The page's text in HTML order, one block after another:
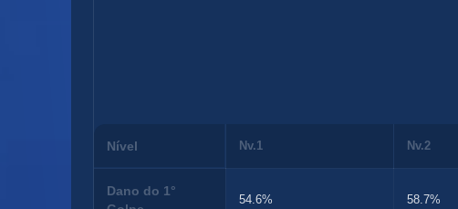
Nível Nv.1 Nv.2
Dano do 1°
54.6% 58.7%